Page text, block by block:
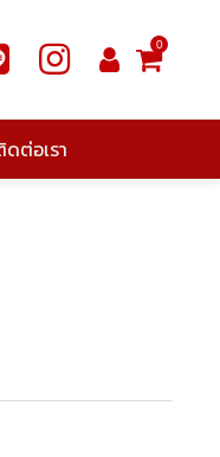
0
ดต่อเรา